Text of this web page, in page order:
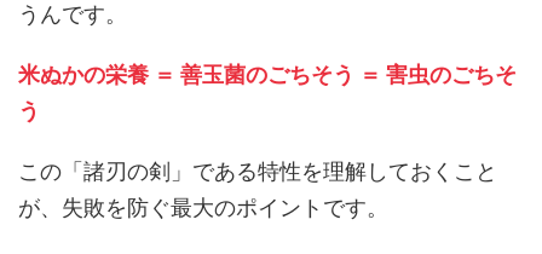
うんです。
米ぬかの栄養 ＝ 善玉菌のごちそう ＝ 害虫のごちそ
う
この「諸刃の剣」である特性を理解しておくこと
が、失敗を防ぐ最大のポイントです。